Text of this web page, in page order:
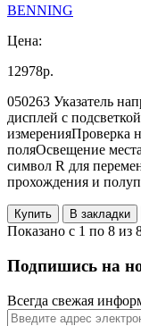
BENNING
Цена:
12978р.
050263 Указатель
дисплей с
измеренияПроверка
поляОсвещение
символ R для
прохождения и
Купить В закладки
Показано с 1 по 8 из
Подпишись на
Всегда свежая